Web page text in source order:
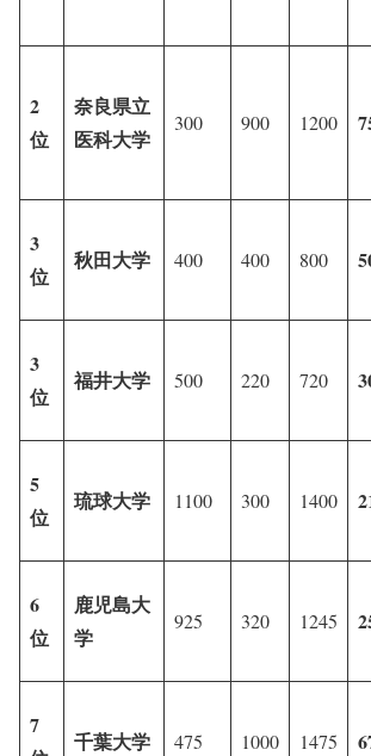
2
位
奈良県立
医科大学
300 900 1200
3
位
秋田大学 400 400 800
3
位
福井大学 500 220 720
5
位
琉球大学 1100 300 1400
6
位
鹿児島大
学
925 320 1245
7
千葉大学 475 1000 1475